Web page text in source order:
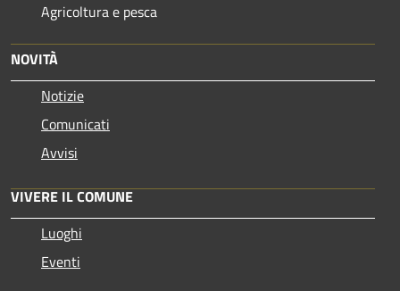
Agricoltura e pesca
NOVITÀ
Notizie
Comunicati
Avvisi
VIVERE IL COMUNE
Luoghi
Eventi